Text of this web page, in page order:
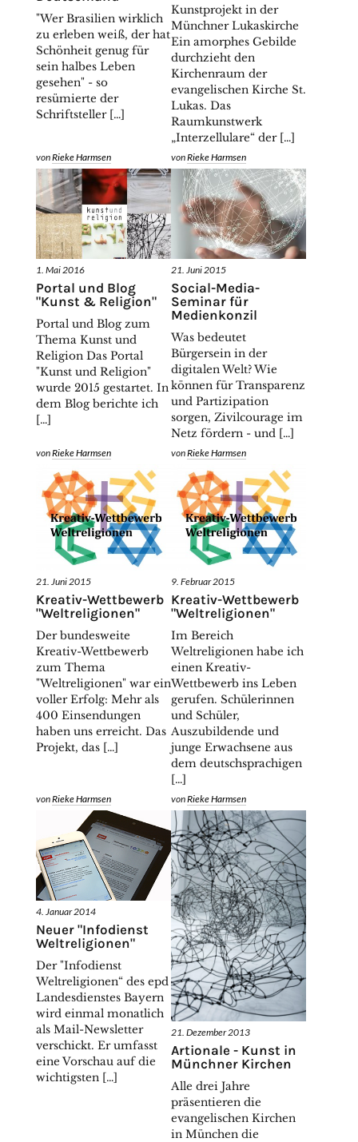
"Wer Brasilien wirklich
zu erleben weiß, der hat
Schönheit genug für
sein halbes Leben
gesehen" - so
resümierte der
Schriftsteller […]
vonRieke Harmsen
Kunstprojekt in der
Münchner Lukaskirche
Ein amorphes Gebilde
durchzieht den
Kirchenraum der
evangelischen Kirche St.
Lukas. Das
Raumkunstwerk
„Interzellulare“ der […]
vonRieke Harmsen
1. Mai 2016
Portal und Blog
"Kunst & Religion"
Portal und Blog zum
Thema Kunst und
Religion Das Portal
"Kunst und Religion"
wurde 2015 gestartet. In
dem Blog berichte ich
[…]
vonRieke Harmsen
21. Juni 2015
Social-Media-
Seminar für
Medienkonzil
Was bedeutet
Bürgersein in der
digitalen Welt? Wie
können für Transparenz
und Partizipation
sorgen, Zivilcourage im
Netz fördern - und […]
vonRieke Harmsen
21. Juni 2015
Kreativ-Wettbewerb
"Weltreligionen"
Der bundesweite
Kreativ-Wettbewerb
zum Thema
"Weltreligionen" war ein
voller Erfolg: Mehr als
400 Einsendungen
haben uns erreicht. Das
Projekt, das […]
vonRieke Harmsen
9. Februar 2015
Kreativ-Wettbewerb
"Weltreligionen"
Im Bereich
Weltreligionen habe ich
einen Kreativ-
Wettbewerb ins Leben
gerufen. Schülerinnen
und Schüler,
Auszubildende und
junge Erwachsene aus
dem deutschsprachigen
[…]
vonRieke Harmsen
4. Januar 2014
Neuer "Infodienst
Weltreligionen"
Der "Infodienst
Weltreligionen“ des epd
Landesdienstes Bayern
wird einmal monatlich
als Mail-Newsletter
verschickt. Er umfasst
eine Vorschau auf die
wichtigsten […]
21. Dezember 2013
Artionale - Kunst in
Münchner Kirchen
Alle drei Jahre
präsentieren die
evangelischen Kirchen
in München die